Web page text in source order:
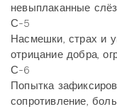
невыплаканные
С-5
Насмешки, страх и
отрицание добра,
С-6
Попытка
сопротивление,